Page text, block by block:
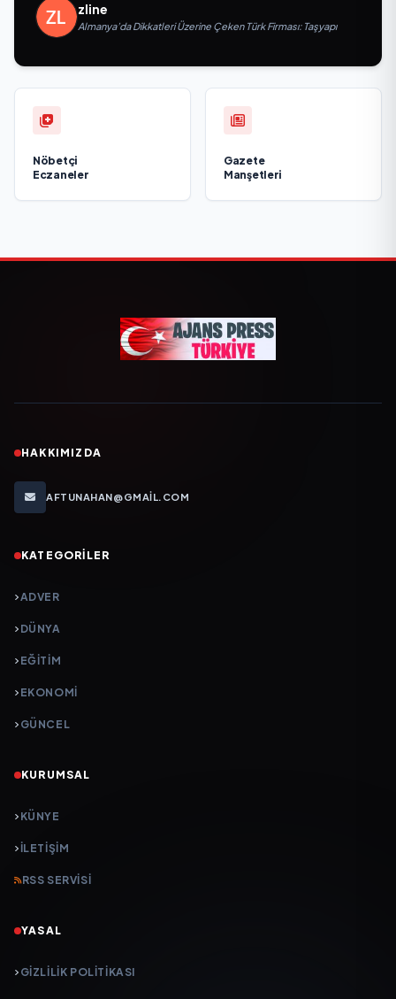
zline
Almanya’da Dikkatleri Üzerine Çeken Türk Firması: Taşyapı
Nöbetçi
Eczaneler
Gazete
Manşetleri
HAKKIMIZDA
AFTUNAHAN@GMAIL.COM
KATEGORILER
ADVER
DÜNYA
EĞİTİM
EKONOMİ
GÜNCEL
KURUMSAL
KÜNYE
İLETIŞIM
RSS SERVISI
YASAL
GIZLILIK POLITIKASI